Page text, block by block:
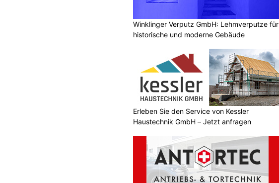
Winklinger Verputz GmbH: Lehmverputze für
historische und moderne Gebäude
Erleben Sie den Service von Kessler
Haustechnik GmbH – Jetzt anfragen